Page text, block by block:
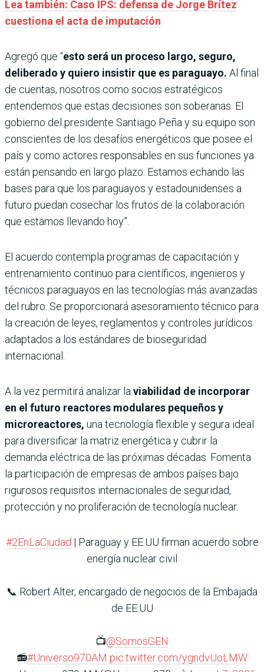
Lea también: Caso IPS: defensa de Jorge Brítez
cuestiona el acta de imputación
Agregó que “esto será un proceso largo, seguro,
deliberado y quiero insistir que es paraguayo. Al final
de cuentas, nosotros como socios estratégicos
entendemos que estas decisiones son soberanas. El
gobierno del presidente Santiago Peña y su equipo son
conscientes de los desafíos energéticos que posee el
país y como actores responsables en sus funciones ya
están pensando en largo plazo. Estamos echando las
bases para que los paraguayos y estadounidenses a
futuro puedan cosechar los frutos de la colaboración
que estamos llevando hoy”.
El acuerdo contempla programas de capacitación y
entrenamiento continuo para científicos, ingenieros y
técnicos paraguayos en las tecnologías más avanzadas
del rubro. Se proporcionará asesoramiento técnico para
la creación de leyes, reglamentos y controles jurídicos
adaptados a los estándares de bioseguridad
internacional.
A la vez permitirá analizar laviabilidad de incorporar
en el futuro reactores modulares pequeños y
microreactores, una tecnología flexible y segura ideal
para diversificar la matriz energética y cubrir la
demanda eléctrica de las próximas décadas. Fomenta
la participación de empresas de ambos países bajo
rigurosos requisitos internacionales de seguridad,
protección y no proliferación de tecnología nuclear.
#2EnLaCiudad | Paraguay y EE.UU firman acuerdo sobre
energía nuclear civil
📞 Robert Alter, encargado de negocios de la Embajada
de EE.UU
📺@SomosGEN
📻#Universo970AM pic.twitter.com/ygndvUoLMW